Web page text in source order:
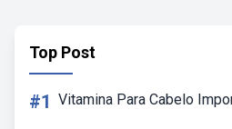
Top Post
#1 Vitamina Para Cabelo